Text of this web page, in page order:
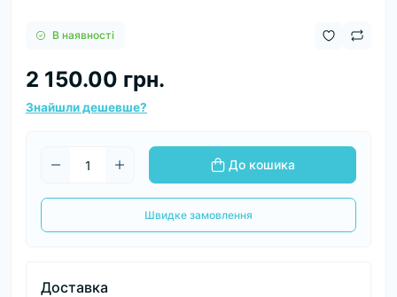
В наявності
2 150.00 грн.
Знайшли дешевше?
До кошика
Швидке замовлення
Доставка